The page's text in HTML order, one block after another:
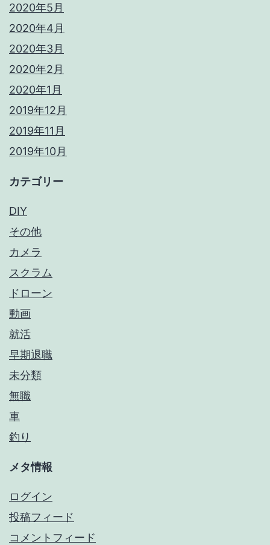
2020年5月
2020年4月
2020年3月
2020年2月
2020年1月
2019年12月
2019年11月
2019年10月
カテゴリー
DIY
その他
カメラ
スクラム
ドローン
動画
就活
早期退職
未分類
無職
車
釣り
メタ情報
ログイン
投稿フィード
コメントフィード